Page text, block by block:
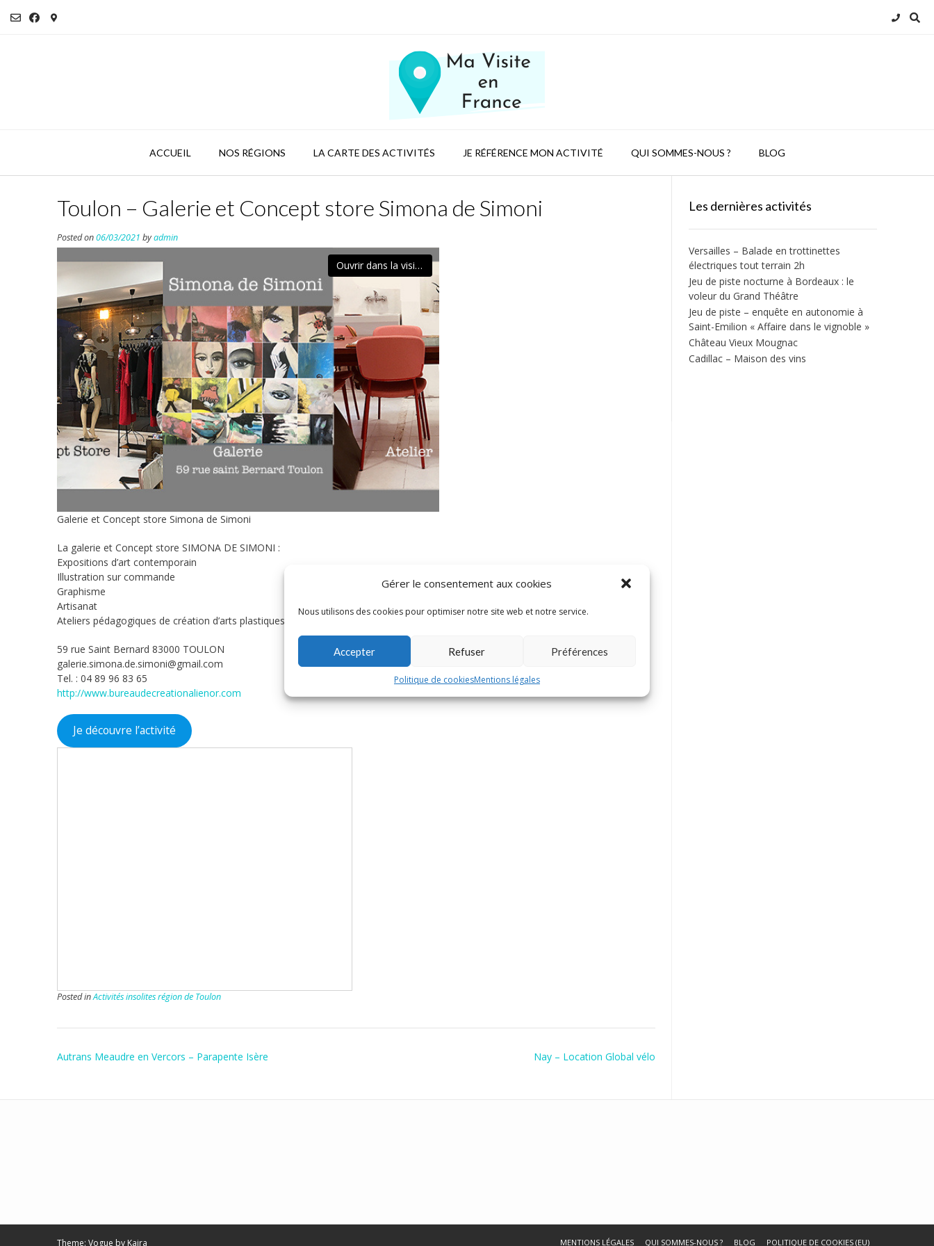
Gérer le consentement aux cookies
Nous utilisons des cookies pour optimiser notre site web et notre service.
Accepter Refuser Préférences
Politique de cookiesMentions légales
ACCUEIL NOS RÉGIONS LA CARTE DES ACTIVITÉS JE RÉFÉRENCE MON ACTIVITÉ QUI SOMMES-NOUS ? BLOG
Toulon – Galerie et Concept store Simona de Simoni
Posted on06/03/2021 byadmin
Ouvrir dans la visionneuse
Galerie et Concept store Simona de Simoni
La galerie et Concept store SIMONA DE SIMONI :
Expositions d’art contemporain
Illustration sur commande
Graphisme
Artisanat
Ateliers pédagogiques de création d’arts plastiques et textile dédiés aux enfants autour de 6 ans.
59 rue Saint Bernard 83000 TOULON
galerie.simona.de.simoni@gmail.com
Tel. : 04 89 96 83 65
http://www.bureaudecreationalienor.com
Je découvre l’activité
Posted inActivités insolites région de Toulon
Post
Autrans Meaudre en Vercors – Parapente Isère Nay – Location Global vélo
Les dernières activités
Versailles – Balade en trottinettes
électriques tout terrain 2h
Jeu de piste nocturne à Bordeaux : le
voleur du Grand Théâtre
Jeu de piste – enquête en autonomie à
Saint-Emilion « Affaire dans le vignoble »
Château Vieux Mougnac
Cadillac – Maison des vins
Theme: Vogue by Kaira MENTIONS LÉGALES QUI SOMMES-NOUS ? BLOG POLITIQUE DE COOKIES (EU)